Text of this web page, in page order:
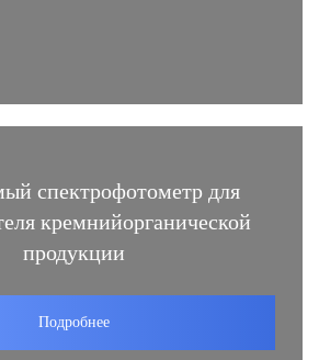
спектрофотометр для
кремнийорганической
продукции
Подробнее